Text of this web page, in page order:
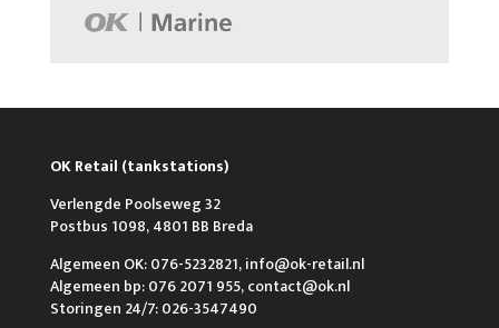
OK Retail (tankstations)
Verlengde Poolseweg 32
Postbus 1098, 4801 BB Breda
Algemeen OK: 076-5232821, info@ok-retail.nl
Algemeen bp: 076 2071 955, contact@ok.nl
Storingen 24/7: 026-3547490